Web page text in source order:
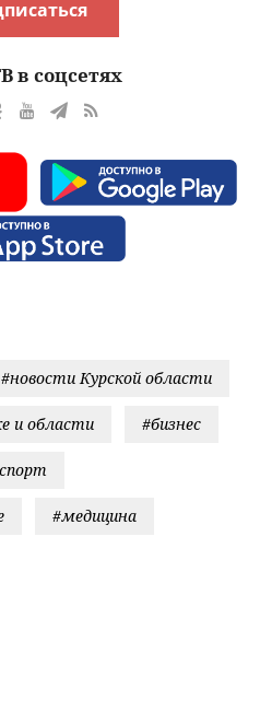
в соцсетях
#новости Курской области
и области #бизнес
#медицина